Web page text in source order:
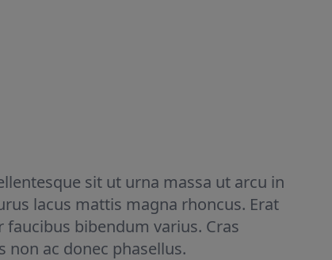
sit ut urna massa ut arcu in
lacus mattis magna rhoncus. Erat
bibendum varius. Cras
ac donec phasellus.